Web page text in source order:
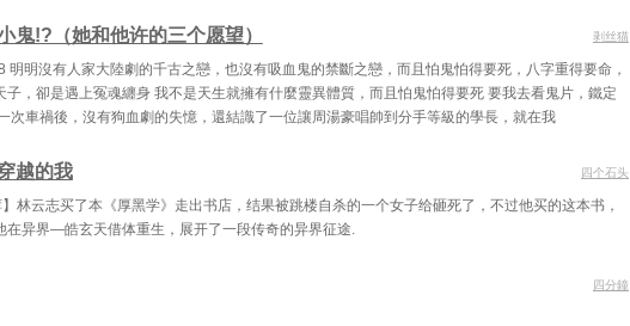
鬼!?（她和他许的三个愿望） 剥丝猫
明明沒有人家大陸劇的千古之戀，也沒有吸血鬼的禁斷之戀，而且怕鬼怕得要死，八字重得要命，
子，卻是遇上冤魂纏身 我不是天生就擁有什麼靈異體質，而且怕鬼怕得要死 要我去看鬼片，鐵定
次車禍後，沒有狗血劇的失憶，還結識了一位讓周湯豪唱帥到分手等級的學長，就在我
越的我 四个石头
林云志买了本《厚黑学》走出书店，结果被跳楼自杀的一个女子给砸死了，不过他买的这本书，
在异界—皓玄天借体重生，展开了一段传奇的异界征途.
四分鐘